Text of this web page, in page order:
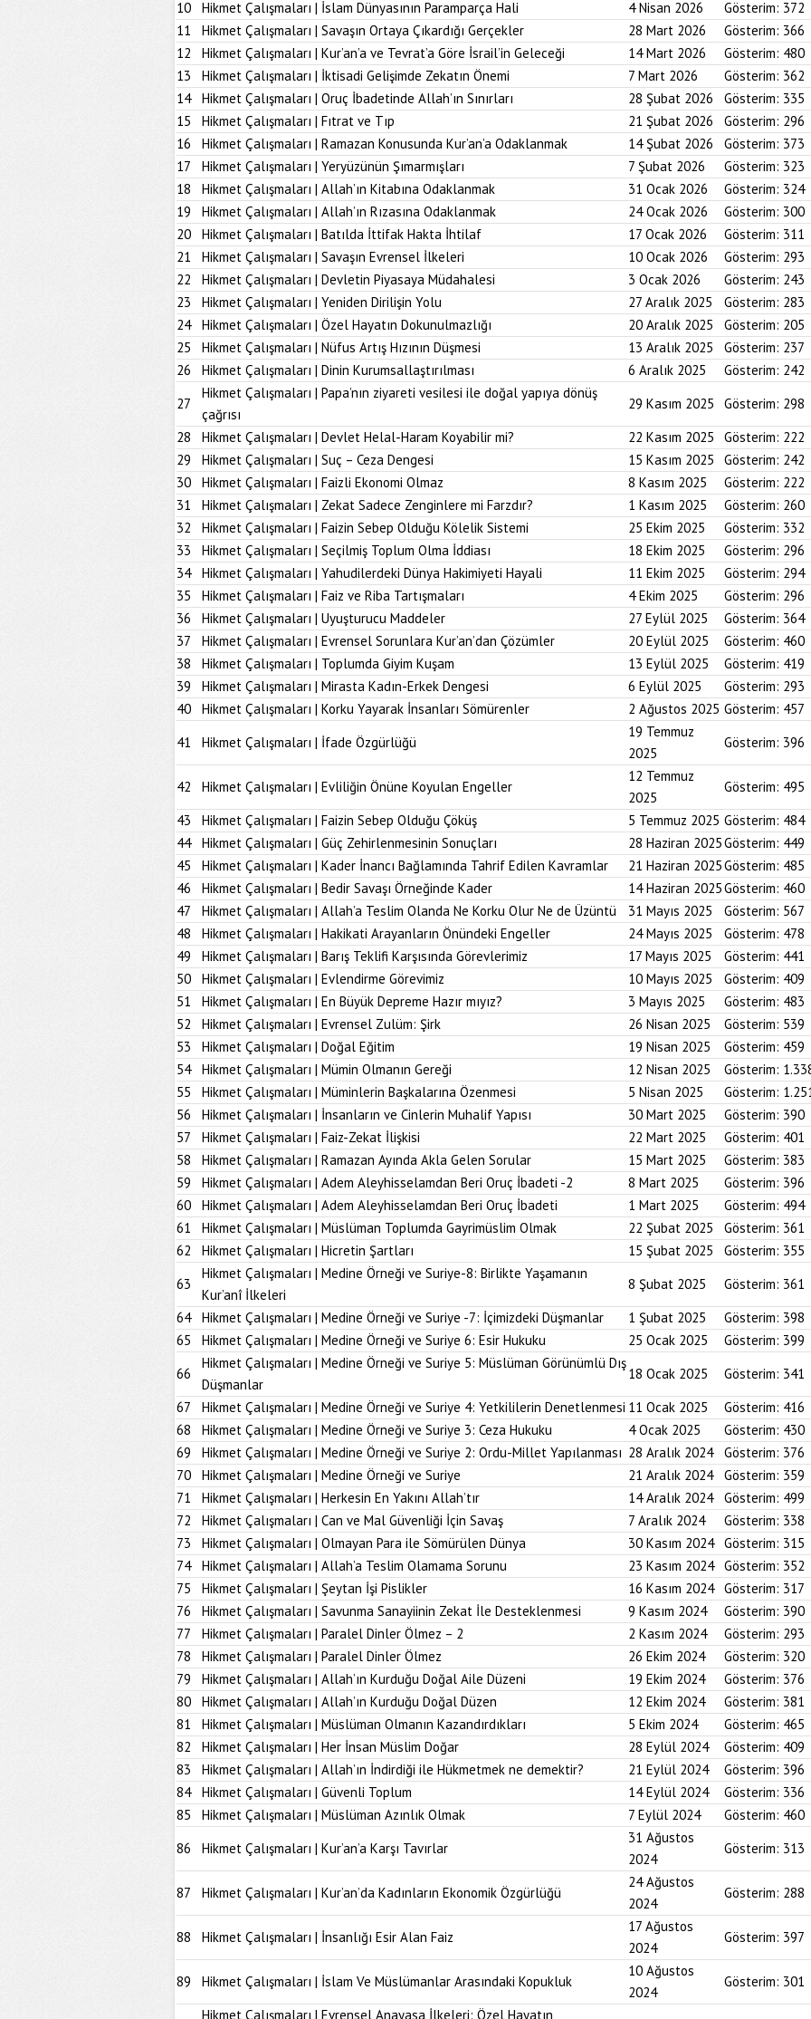
10
Hikmet Çalışmaları | İslam Dünyasının Paramparça Hali 4 Nisan 2026 Gösterim: 372
11
Hikmet Çalışmaları | Savaşın Ortaya Çıkardığı Gerçekler 28 Mart 2026 Gösterim: 366
12
Hikmet Çalışmaları | Kur’an’a ve Tevrat’a Göre İsrail’in Geleceği 14 Mart 2026 Gösterim: 480
13
Hikmet Çalışmaları | İktisadi Gelişimde Zekatın Önemi 7 Mart 2026 Gösterim: 362
14
Hikmet Çalışmaları | Oruç İbadetinde Allah’ın Sınırları 28 Şubat 2026 Gösterim: 335
15
Hikmet Çalışmaları | Fıtrat ve Tıp 21 Şubat 2026 Gösterim: 296
16
Hikmet Çalışmaları | Ramazan Konusunda Kur’an’a Odaklanmak 14 Şubat 2026 Gösterim: 373
17
Hikmet Çalışmaları | Yeryüzünün Şımarmışları 7 Şubat 2026 Gösterim: 323
18
Hikmet Çalışmaları | Allah’ın Kitabına Odaklanmak 31 Ocak 2026 Gösterim: 324
19
Hikmet Çalışmaları | Allah’ın Rızasına Odaklanmak 24 Ocak 2026 Gösterim: 300
20
Hikmet Çalışmaları | Batılda İttifak Hakta İhtilaf 17 Ocak 2026 Gösterim: 311
21
Hikmet Çalışmaları | Savaşın Evrensel İlkeleri 10 Ocak 2026 Gösterim: 293
22
Hikmet Çalışmaları | Devletin Piyasaya Müdahalesi 3 Ocak 2026 Gösterim: 243
23
Hikmet Çalışmaları | Yeniden Dirilişin Yolu 27 Aralık 2025 Gösterim: 283
24
Hikmet Çalışmaları | Özel Hayatın Dokunulmazlığı 20 Aralık 2025 Gösterim: 205
25
Hikmet Çalışmaları | Nüfus Artış Hızının Düşmesi 13 Aralık 2025 Gösterim: 237
26
Hikmet Çalışmaları | Dinin Kurumsallaştırılması 6 Aralık 2025 Gösterim: 242
27
Hikmet Çalışmaları | Papa’nın ziyareti vesilesi ile doğal yapıya dönüş
çağrısı
29 Kasım 2025 Gösterim: 298
28
Hikmet Çalışmaları | Devlet Helal-Haram Koyabilir mi? 22 Kasım 2025 Gösterim: 222
29
Hikmet Çalışmaları | Suç – Ceza Dengesi 15 Kasım 2025 Gösterim: 242
30
Hikmet Çalışmaları | Faizli Ekonomi Olmaz 8 Kasım 2025 Gösterim: 222
31
Hikmet Çalışmaları | Zekat Sadece Zenginlere mi Farzdır? 1 Kasım 2025 Gösterim: 260
32
Hikmet Çalışmaları | Faizin Sebep Olduğu Kölelik Sistemi 25 Ekim 2025 Gösterim: 332
33
Hikmet Çalışmaları | Seçilmiş Toplum Olma İddiası 18 Ekim 2025 Gösterim: 296
34
Hikmet Çalışmaları | Yahudilerdeki Dünya Hakimiyeti Hayali 11 Ekim 2025 Gösterim: 294
35
Hikmet Çalışmaları | Faiz ve Riba Tartışmaları 4 Ekim 2025 Gösterim: 296
36
Hikmet Çalışmaları | Uyuşturucu Maddeler 27 Eylül 2025 Gösterim: 364
37
Hikmet Çalışmaları | Evrensel Sorunlara Kur’an’dan Çözümler 20 Eylül 2025 Gösterim: 460
38
Hikmet Çalışmaları | Toplumda Giyim Kuşam 13 Eylül 2025 Gösterim: 419
39
Hikmet Çalışmaları | Mirasta Kadın-Erkek Dengesi 6 Eylül 2025 Gösterim: 293
40
Hikmet Çalışmaları | Korku Yayarak İnsanları Sömürenler 2 Ağustos 2025 Gösterim: 457
41
Hikmet Çalışmaları | İfade Özgürlüğü
19 Temmuz
2025
Gösterim: 396
42 Hikmet Çalışmaları | Evliliğin Önüne Koyulan Engeller
12 Temmuz
2025
Gösterim: 495
43
Hikmet Çalışmaları | Faizin Sebep Olduğu Çöküş 5 Temmuz 2025 Gösterim: 484
44
Hikmet Çalışmaları | Güç Zehirlenmesinin Sonuçları 28 Haziran 2025Gösterim: 449
45
Hikmet Çalışmaları | Kader İnancı Bağlamında Tahrif Edilen Kavramlar 21 Haziran 2025Gösterim: 485
46
Hikmet Çalışmaları | Bedir Savaşı Örneğinde Kader 14 Haziran 2025Gösterim: 460
47
Hikmet Çalışmaları | Allah’a Teslim Olanda Ne Korku Olur Ne de Üzüntü 31 Mayıs 2025 Gösterim: 567
48
Hikmet Çalışmaları | Hakikati Arayanların Önündeki Engeller 24 Mayıs 2025 Gösterim: 478
49
Hikmet Çalışmaları | Barış Teklifi Karşısında Görevlerimiz 17 Mayıs 2025 Gösterim: 441
50
Hikmet Çalışmaları | Evlendirme Görevimiz 10 Mayıs 2025 Gösterim: 409
51
Hikmet Çalışmaları | En Büyük Depreme Hazır mıyız? 3 Mayıs 2025 Gösterim: 483
52
Hikmet Çalışmaları | Evrensel Zulüm: Şirk 26 Nisan 2025 Gösterim: 539
53
Hikmet Çalışmaları | Doğal Eğitim 19 Nisan 2025 Gösterim: 459
54
Hikmet Çalışmaları | Mümin Olmanın Gereği 12 Nisan 2025 Gösterim:
55
Hikmet Çalışmaları | Müminlerin Başkalarına Özenmesi 5 Nisan 2025 Gösterim:
56
Hikmet Çalışmaları | İnsanların ve Cinlerin Muhalif Yapısı 30 Mart 2025 Gösterim: 390
57
Hikmet Çalışmaları | Faiz-Zekat İlişkisi 22 Mart 2025 Gösterim: 401
58
Hikmet Çalışmaları | Ramazan Ayında Akla Gelen Sorular 15 Mart 2025 Gösterim: 383
59
Hikmet Çalışmaları | Adem Aleyhisselamdan Beri Oruç İbadeti -2 8 Mart 2025 Gösterim: 396
60
Hikmet Çalışmaları | Adem Aleyhisselamdan Beri Oruç İbadeti 1 Mart 2025 Gösterim: 494
61
Hikmet Çalışmaları | Müslüman Toplumda Gayrimüslim Olmak 22 Şubat 2025 Gösterim: 361
62
Hikmet Çalışmaları | Hicretin Şartları 15 Şubat 2025 Gösterim: 355
63
Hikmet Çalışmaları | Medine Örneği ve Suriye-8: Birlikte Yaşamanın
Kur’anî İlkeleri
8 Şubat 2025 Gösterim: 361
64
Hikmet Çalışmaları | Medine Örneği ve Suriye -7: İçimizdeki Düşmanlar 1 Şubat 2025 Gösterim: 398
65
Hikmet Çalışmaları | Medine Örneği ve Suriye 6: Esir Hukuku 25 Ocak 2025 Gösterim: 399
66
Hikmet Çalışmaları | Medine Örneği ve Suriye 5: Müslüman Görünümlü Dış
Düşmanlar
18 Ocak 2025 Gösterim: 341
67
Hikmet Çalışmaları | Medine Örneği ve Suriye 4: Yetkililerin Denetlenmesi 11 Ocak 2025 Gösterim: 416
68
Hikmet Çalışmaları | Medine Örneği ve Suriye 3: Ceza Hukuku 4 Ocak 2025 Gösterim: 430
69
Hikmet Çalışmaları | Medine Örneği ve Suriye 2: Ordu-Millet Yapılanması 28 Aralık 2024 Gösterim: 376
70
Hikmet Çalışmaları | Medine Örneği ve Suriye 21 Aralık 2024 Gösterim: 359
71
Hikmet Çalışmaları | Herkesin En Yakını Allah’tır 14 Aralık 2024 Gösterim: 499
72
Hikmet Çalışmaları | Can ve Mal Güvenliği İçin Savaş 7 Aralık 2024 Gösterim: 338
73
Hikmet Çalışmaları | Olmayan Para ile Sömürülen Dünya 30 Kasım 2024 Gösterim: 315
74
Hikmet Çalışmaları | Allah’a Teslim Olamama Sorunu 23 Kasım 2024 Gösterim: 352
75
Hikmet Çalışmaları | Şeytan İşi Pislikler 16 Kasım 2024 Gösterim: 317
76
Hikmet Çalışmaları | Savunma Sanayiinin Zekat İle Desteklenmesi 9 Kasım 2024 Gösterim: 390
77
Hikmet Çalışmaları | Paralel Dinler Ölmez – 2 2 Kasım 2024 Gösterim: 293
78
Hikmet Çalışmaları | Paralel Dinler Ölmez 26 Ekim 2024 Gösterim: 320
79
Hikmet Çalışmaları | Allah’ın Kurduğu Doğal Aile Düzeni 19 Ekim 2024 Gösterim: 376
80
Hikmet Çalışmaları | Allah’ın Kurduğu Doğal Düzen 12 Ekim 2024 Gösterim: 381
81
Hikmet Çalışmaları | Müslüman Olmanın Kazandırdıkları 5 Ekim 2024 Gösterim: 465
82
Hikmet Çalışmaları | Her İnsan Müslim Doğar 28 Eylül 2024 Gösterim: 409
83
Hikmet Çalışmaları | Allah’ın İndirdiği ile Hükmetmek ne demektir? 21 Eylül 2024 Gösterim: 396
84
Hikmet Çalışmaları | Güvenli Toplum 14 Eylül 2024 Gösterim: 336
85
Hikmet Çalışmaları | Müslüman Azınlık Olmak 7 Eylül 2024 Gösterim: 460
86
Hikmet Çalışmaları | Kur’an’a Karşı Tavırlar
31 Ağustos
2024
Gösterim: 313
87 Hikmet Çalışmaları | Kur’an’da Kadınların Ekonomik Özgürlüğü
24 Ağustos
2024
Gösterim: 288
88 Hikmet Çalışmaları | İnsanlığı Esir Alan Faiz
17 Ağustos
2024
Gösterim: 397
89 Hikmet Çalışmaları | İslam Ve Müslümanlar Arasındaki Kopukluk
10 Ağustos
2024
Gösterim: 301
Hikmet Çalışmaları | Evrensel Anayasa İlkeleri: Özel Hayatın